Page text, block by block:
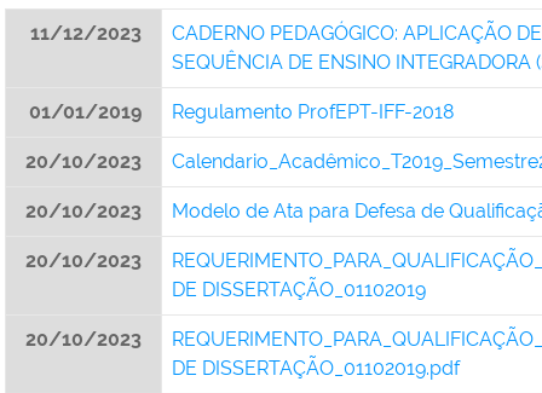
11/12/2023
CADERNO PEDAGÓGICO: APLICAÇÃO DE
SEQUÊNCIA DE ENSINO INTEGRADORA
01/01/2019 Regulamento ProfEPT-IFF-2018
20/10/2023
20/10/2023 Modelo de Ata para Defesa de
20/10/2023
DE DISSERTAÇÃO_01102019
20/10/2023
DE DISSERTAÇÃO_01102019.pdf